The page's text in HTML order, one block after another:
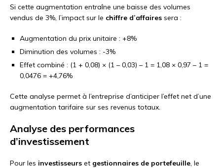
Si cette augmentation entraîne une baisse des volumes
vendus de 3%, l’impact sur le chiffre d’affaires sera :
Augmentation du prix unitaire : +8%
Diminution des volumes : -3%
Effet combiné : (1 + 0,08) × (1 – 0,03) – 1 = 1,08 × 0,97 – 1 =
0,0476 = +4,76%
Cette analyse permet à l’entreprise d’anticiper l’effet net d’une
augmentation tarifaire sur ses revenus totaux.
Analyse des performances
d’investissement
Pour les investisseurs et gestionnaires de portefeuille, le